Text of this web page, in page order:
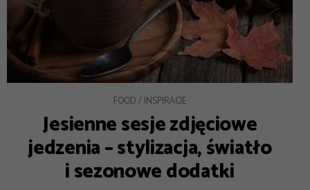
FOOD INSPIRACJE
Jesienne sesje zdjęciowe
jedzenia – stylizacja, światło
i sezonowe dodatki